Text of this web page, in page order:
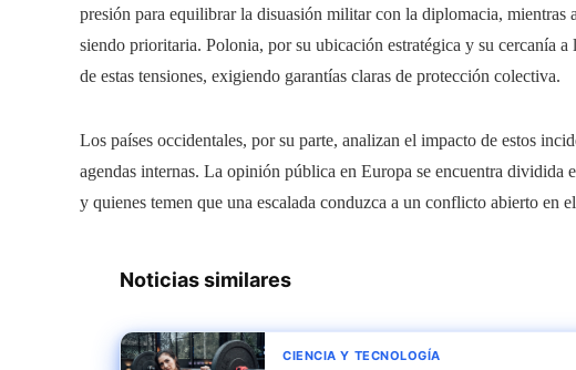
presión para equilibrar la disuasión militar con la diplomacia, mientras
siendo prioritaria. Polonia, por su ubicación estratégica y su cercanía
de estas tensiones, exigiendo garantías claras de protección colectiva.
Los países occidentales, por su parte, analizan el impacto de estos
agendas internas. La opinión pública en Europa se encuentra dividida
y quienes temen que una escalada conduzca a un conflicto abierto en
Noticias similares
CIENCIA Y TECNOLOGÍA